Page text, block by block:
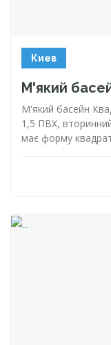
Киев
М'який
М'який басейн
1,5 ПВХ,
має форму